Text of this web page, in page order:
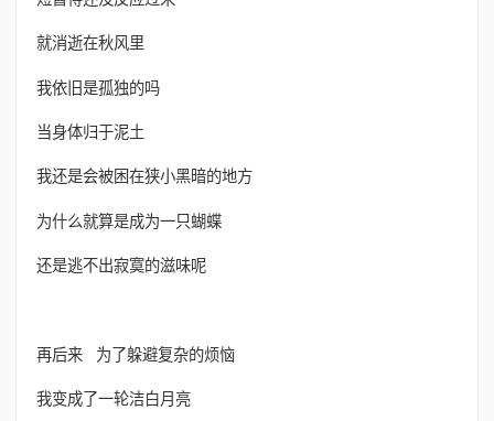
就消逝在秋风里
我依旧是孤独的吗
当身体归于泥土
我还是会被困在狭小黑暗的地方
为什么就算是成为一只蝴蝶
还是逃不出寂寞的滋味呢
再后来 为了躲避复杂的烦恼
我变成了一轮洁白月亮